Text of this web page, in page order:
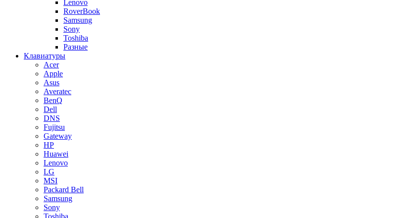
Lenovo
RoverBook
Samsung
Sony
Toshiba
Разные
Клавиатуры
Acer
Apple
Asus
Averatec
BenQ
Dell
DNS
Fujitsu
Gateway
HP
Huawei
Lenovo
LG
MSI
Packard Bell
Samsung
Sony
Toshiba